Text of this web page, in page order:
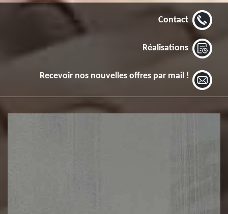
Contact
Réalisations
Recevoir nos nouvelles offres par mail !